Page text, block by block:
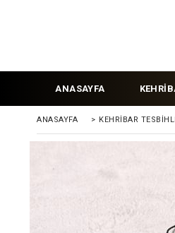
ANASAYFA
ANASAYFA > KEHRIBAR